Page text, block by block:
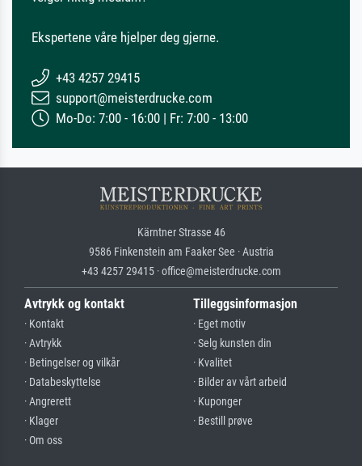
Ekspertene våre hjelper deg gjerne.
+43 4257 29415
support@meisterdrucke.com
Mo-Do: 7:00 - 16:00 | Fr: 7:00 - 13:00
Kärntner Strasse 46
9586 Finkenstein am Faaker See · Austria
+43 4257 29415 · office@meisterdrucke.com
Avtrykk og kontakt
· Kontakt
· Avtrykk
· Betingelser og vilkår
· Databeskyttelse
· Angrerett
· Klager
· Om oss
Tilleggsinformasjon
· Eget motiv
· Selg kunsten din
· Kvalitet
· Bilder av vårt arbeid
· Kuponger
· Bestill prøve